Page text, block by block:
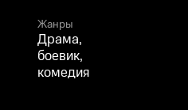
Жанры
Драма,
боевик,
комедия